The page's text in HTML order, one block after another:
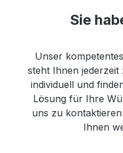
Sie
Unser
steht Ihnen jederzeit
individuell und
Lösung für Ihre
uns zu
Ihnen